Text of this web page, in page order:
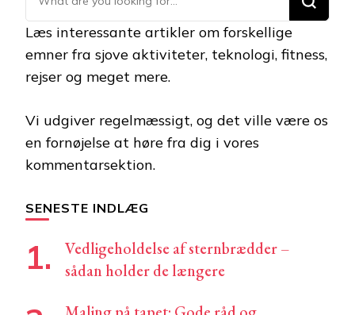
for
Something?
Læs interessante artikler om forskellige
emner fra sjove aktiviteter, teknologi, fitness,
rejser og meget mere.
Vi udgiver regelmæssigt, og det ville være os
en fornøjelse at høre fra dig i vores
kommentarsektion.
SENESTE INDLÆG
Vedligeholdelse af sternbrædder –
sådan holder de længere